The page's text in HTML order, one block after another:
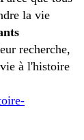
la vie
recherche,
à l'histoire